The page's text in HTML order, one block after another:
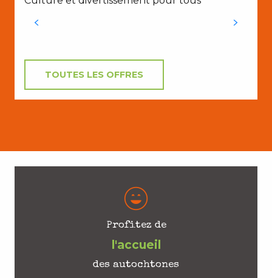
TOUTES LES OFFRES
Profitez de
l'accueil
des autochtones